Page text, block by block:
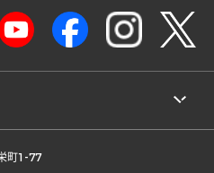
町1-77